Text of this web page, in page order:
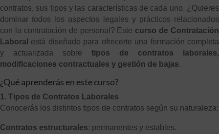
contratos, sus tipos y las características de cada uno. ¿Quieres
dominar todos los aspectos legales y prácticos relacionados
con la contratación de personal? Este curso de Contratación
Laboral
está diseñado para ofrecerte una formación completa
y actualizada sobre tipos de contratos laborales,
modificaciones contractuales y gestión de bajas.
¿Qué aprenderás en este curso?
1. Tipos de Contratos Laborales
Conocerás los distintos tipos de contratos según su naturaleza:
Contratos estructurales: permanentes y estables.